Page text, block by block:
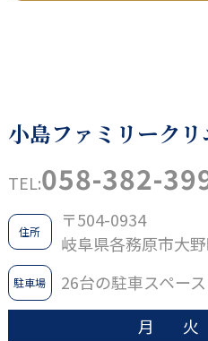
小島ファミリークリ
TEL:058-382-
住所
〒504-0934
岐阜県各務原市大
駐車場
26台の駐車スペース
月
火